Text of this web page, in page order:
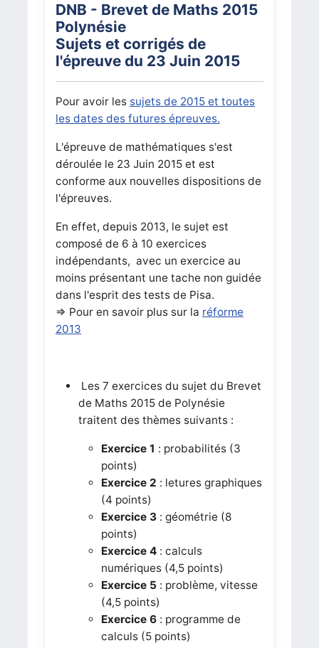
DNB - Brevet de Maths 2015
Polynésie
Sujets et corrigés de
l'épreuve du 23 Juin 2015
Pour avoir les sujets de 2015 et toutes
les dates des futures épreuves.
L'épreuve de mathématiques s'est
déroulée le 23 Juin 2015 et est
conforme aux nouvelles dispositions de
l'épreuves.
En effet, depuis 2013, le sujet est
composé de 6 à 10 exercices
indépendants, avec un exercice au
moins présentant une tache non guidée
dans l'esprit des tests de Pisa.
=> Pour en savoir plus sur la réforme
2013
Les 7 exercices du sujet du Brevet
de Maths 2015 de Polynésie
traitent des thèmes suivants :
Exercice 1 : probabilités (3
points)
Exercice 2 : letures graphiques
(4 points)
Exercice 3: géométrie (8
points)
Exercice 4: calculs
numériques (4,5 points)
Exercice 5 : problème, vitesse
(4,5 points)
Exercice 6: programme de
calculs (5 points)